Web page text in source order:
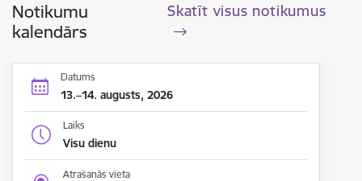
Notikumu
kalendārs
Skatīt visus notikumus
Datums
13.–14. augusts, 2026
Laiks
Visu dienu
Atrašanās vieta